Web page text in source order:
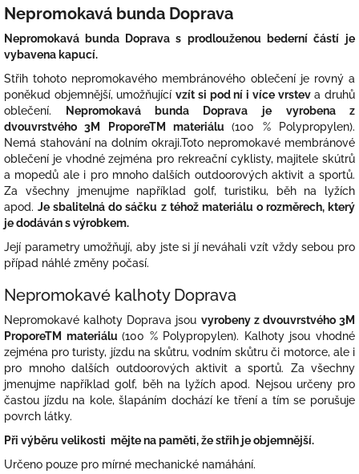
Nepromokavá bunda Doprava
Nepromokavá bunda Doprava s prodlouženou bederní částí je
vybavena kapucí.
Střih tohoto nepromokavého membránového oblečení je rovný a
poněkud objemnější, umožňujícívzít si pod ní i více vrsteva druhů
oblečení.
Nepromokavá bunda Doprava je
vyrobena z
dvouvrstvého 3M ProporeTM materiálu(100 % Polypropylen).
Nemá stahování na dolním okraji.Toto nepromokavé membránové
oblečení je vhodné zejména pro rekreační cyklisty, majitele skútrů
a mopedů ale i pro mnoho dalších outdoorových aktivit a sportů.
Za všechny jmenujme například golf, turistiku, běh na lyžích
apod.Je sbalitelná do sáčku z téhož materiálu o rozměrech, který
je dodáván s výrobkem.
Její parametry umožňují, aby jste si jí neváhali vzít vždy sebou pro
případ náhlé změny počasí.
Nepromokavé kalhoty Doprava
Nepromokavé kalhoty Doprava jsou vyrobeny z dvouvrstvého 3M
ProporeTM materiálu(100 % Polypropylen). Kalhoty jsou vhodné
zejména pro turisty, jízdu na skůtru, vodním skůtru či motorce, ale i
pro mnoho dalších outdoorových aktivit a sportů. Za všechny
jmenujme například golf, běh na lyžích apod. Nejsou určeny pro
častou jízdu na kole, šlapáním dochází ke tření a tím se porušuje
povrch látky.
Při výběru velikosti mějte na paměti, že střih je objemnější.
Určeno pouze pro mírné mechanické namáhání.